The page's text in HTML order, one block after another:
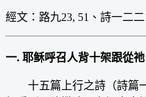
經文： 路九23, 51、詩一二二
一. 耶稣呼召人背十架跟從祂
十五篇上行之詩（詩篇一